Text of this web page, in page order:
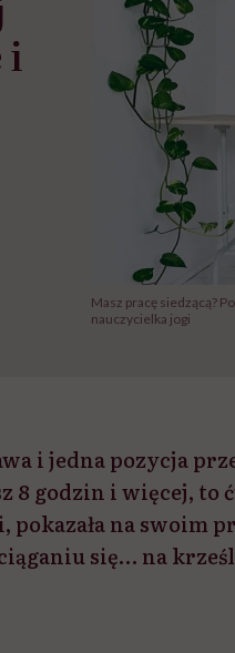
i
Masz pracę siedzącą?
nauczycielka jogi
i jedna pozycja
8 godzin i więcej, to
pokazała na swoim
się… na